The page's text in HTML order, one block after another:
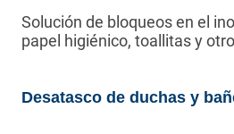
Solución de bloqueos en el
papel higiénico, toallitas y
Desatasco de duchas y